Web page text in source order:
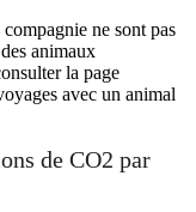
ne sont pas
animaux
la page
avec un animal
de CO2 par